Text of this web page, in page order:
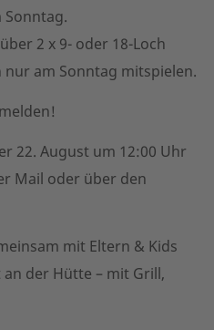
2 x 9- oder 18-Loch
am Sonntag mitspielen.
22. August um 12:00 Uhr
Mail oder über den
mit Eltern & Kids
der Hütte – mit Grill,